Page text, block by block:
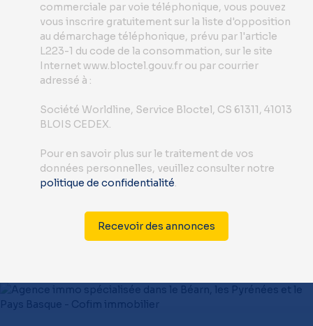
commerciale par voie téléphonique, vous pouvez
vous inscrire gratuitement sur la liste d'opposition
au démarchage téléphonique, prévu par l'article
L223-1 du code de la consommation, sur le site
Internet www.bloctel.gouv.fr ou par courrier
adressé à :
Société Worldline, Service Bloctel, CS 61311, 41013
BLOIS CEDEX.
Pour en savoir plus sur le traitement de vos
données personnelles, veuillez consulter notre
politique de confidentialité.
Recevoir des annonces